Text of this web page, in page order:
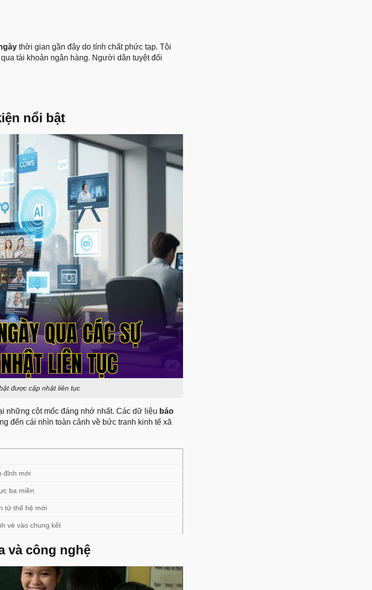
thời gian gần đây do tính chất phức tạp. Tội
tài khoản ngân hàng. Người dân tuyệt đối
nổi bật
được cập nhật liên tục
những cột mốc đáng nhớ nhất. Các dữ liệu báo
đến cái nhìn toàn cảnh về bức tranh kinh tế xã
đỉnh mới
ba miền
tử thế hệ mới
vé vào chung kết
và công nghệ